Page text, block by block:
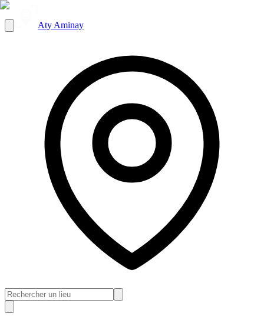
Aty Aminay